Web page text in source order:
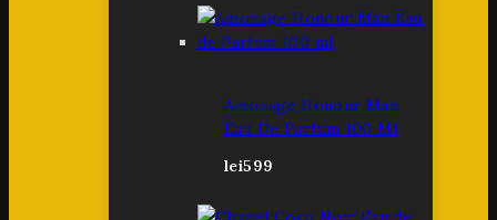
Amouage Honour Man
Eau De Parfum 100 Ml
lei599